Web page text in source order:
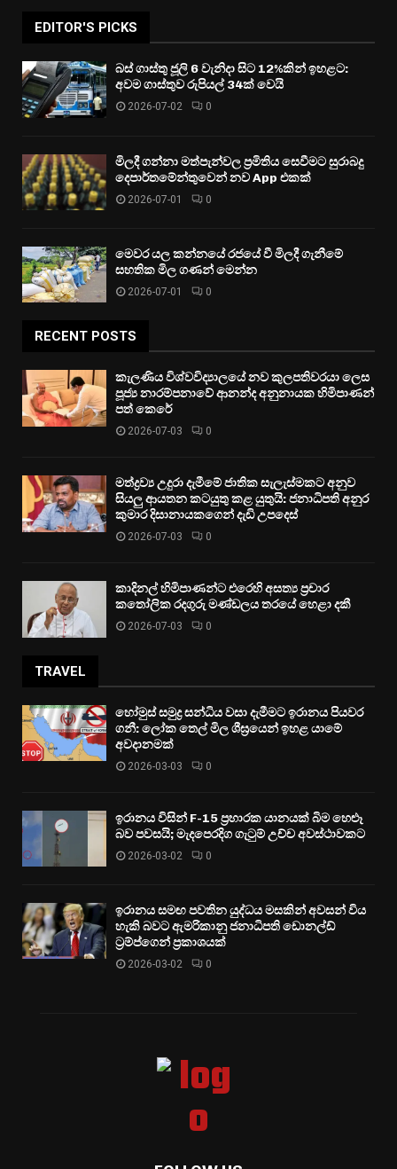
EDITOR'S PICKS
බස් ගාස්තු ජූලි 6 වැනිදා සිට 12%කින් ඉහළට:
අවම ගාස්තුව රුපියල් 34ක් වෙයි
2026-07-02 0
මිලදී ගන්නා මත්පැන්වල ප්‍රමිතිය සෙවීමට සුරාබදු
දෙපාර්තමේන්තුවෙන් නව App එකක්
2026-07-01 0
මෙවර යල කන්නයේ රජයේ වී මිලදී ගැනීමේ
සහතික මිල ගණන් මෙන්න
2026-07-01 0
RECENT POSTS
කැලණිය විශ්වවිද්‍යාලයේ නව කුලපතිවරයා ලෙස
පූජ්‍ය නාරම්පනාවේ ආනන්ද අනුනායක හිමිපාණන්
පත් කෙරේ
2026-07-03 0
මත්ද්‍රව්‍ය උදුරා දැමීමේ ජාතික සැලැස්මකට අනුව
සියලු ආයතන කටයුතු කළ යුතුයි: ජනාධිපති අනුර
කුමාර දිසානායකගෙන් දැඩි උපදෙස්
2026-07-03 0
කාදිනල් හිමිපාණන්ට එරෙහි අසත්‍ය ප්‍රචාර
කතෝලික රදගුරු මණ්ඩලය තරයේ හෙළා දකී
2026-07-03 0
TRAVEL
හෝමුස් සමුද්‍ර සන්ධිය වසා දැමීමට ඉරානය පියවර
ගනී: ලෝක තෙල් මිල ශීඝ්‍රයෙන් ඉහළ යාමේ
අවදානමක්
2026-03-03 0
ඉරානය විසින් F-15 ප්‍රහාරක යානයක් බිම හෙළූ
බව පවසයි; මැදපෙරදිග ගැටුම් උච්ච අවස්ථාවකට
2026-03-02 0
ඉරානය සමඟ පවතින යුද්ධය මසකින් අවසන් විය
හැකි බවට ඇමරිකානු ජනාධිපති ඩොනල්ඩ්
ට්‍රම්ප්ගෙන් ප්‍රකාශයක්
2026-03-02 0